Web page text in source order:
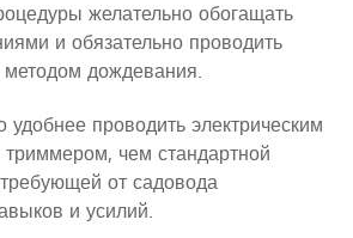
желательно обогащать
и обязательно проводить
дождевания.
удобнее проводить электрическим
чем стандартной
от садовода
и усилий.